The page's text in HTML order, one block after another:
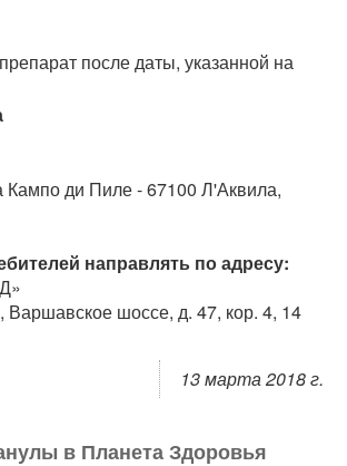
после даты, указанной на
ди Пиле - 67100 Л'Аквила,
направлять по адресу:
Варшавское шоссе, д. 47, кор. 4, 14
13 марта 2018 г.
в Планета Здоровья